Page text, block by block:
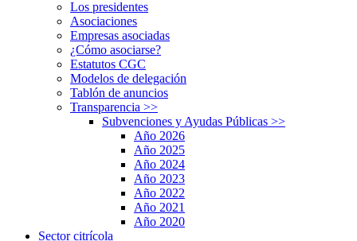
Los presidentes
Asociaciones
Empresas asociadas
¿Cómo asociarse?
Estatutos CGC
Modelos de delegación
Tablón de anuncios
Transparencia >>
Subvenciones y Ayudas Públicas >>
Año 2026
Año 2025
Año 2024
Año 2023
Año 2022
Año 2021
Año 2020
Sector citrícola